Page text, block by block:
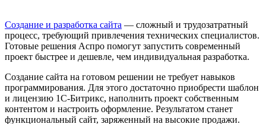
Создание и разработка сайта — сложный и трудозатратный
процесс, требующий привлечения технических специалистов.
Готовые решения Аспро помогут запустить современный
проект быстрее и дешевле, чем индивидуальная разработка.
Создание сайта на готовом решении не требует навыков
программирования. Для этого достаточно приобрести шаблон
и лицензию 1С-Битрикс, наполнить проект собственным
контентом и настроить оформление. Результатом станет
функциональный сайт, заряженный на высокие продажи.